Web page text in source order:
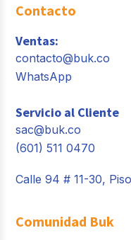
Contacto
Ventas:
contacto@buk.co
WhatsApp
Servicio al Cliente
sac@buk.co
(601) 511 0470
Calle 94 # 11-30,
Comunidad Buk